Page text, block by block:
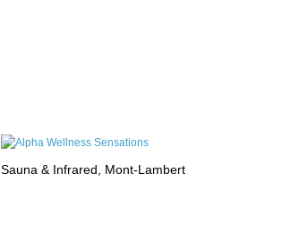
Sauna & Infrared, Mont-Lambert